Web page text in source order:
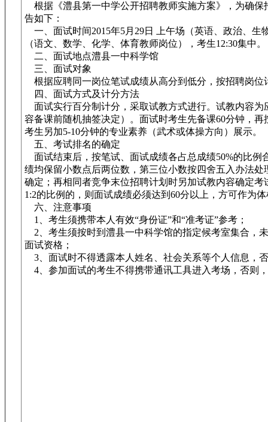
根据《澧县第一中学公开招聘教师实施方案》，为确
告如下：
一、面试时间2015年5月29日 上午场（英语、政治、生
（语文、数学、化学、体育教师岗位），考生12:30集中。
二、面试地点澧县一中科学馆
三、面试对象
根据应聘同一岗位笔试成绩从高分到低分，按招聘岗位
四、面试方式及计分方法
面试实行百分制计分，采取试教方式进行。试教内容
容备课前随机抽签决定）。面试时考生先备课60分钟，
考生另加5-10分钟的专业素养（武术或体操方向）展示。
五、考试排名的确定
面试结束后，按笔试、面试成绩各占总成绩50%的比例
绩均保留小数点后两位数，第三位小数按四舍五入办法
确定；再相同者竞争末位招聘计划时另加试教内容确定
1:2的比例的，则面试成绩必须达到60分以上，方可作为
六、注意事项
1、考生须携带本人有效“身份证”和“准考证”参考；
2、考生须按时到澧县一中科学馆的指定候考室集合，
面试资格；
3、面试时不得透露本人姓名、社会关系等个人信息，
4、参加面试的考生不得携带通讯工具进入考场，否则